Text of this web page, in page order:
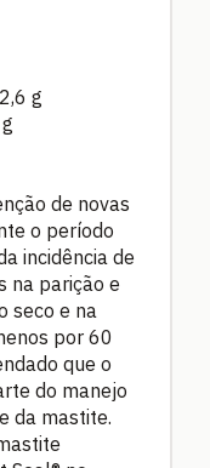
g
de novas
o período
incidência de
na parição e
seco e na
por 60
que o
do manejo
da mastite.